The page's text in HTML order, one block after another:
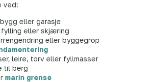
ved:
eller garasje
eller skjæring
eller byggegrop
leire, torv eller fyllmasser
til berg
marin grense